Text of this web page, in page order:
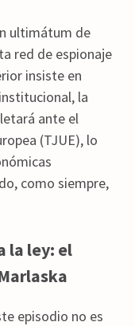
ultimátum de
red de espionaje
insiste en
la
ante el
(TJUE), lo
como siempre,
la ley: el
episodio no es